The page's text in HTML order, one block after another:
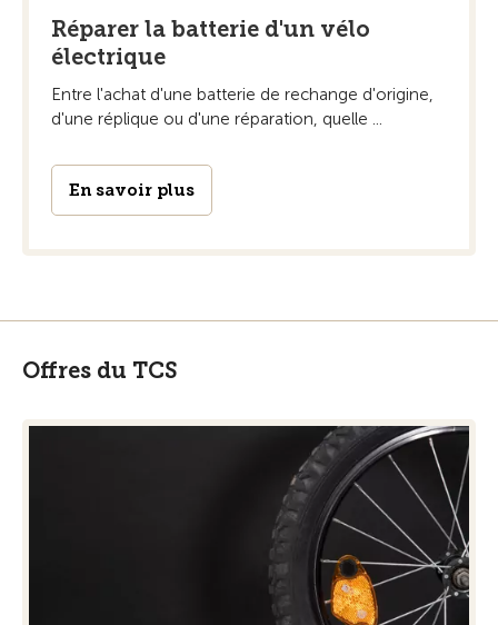
Réparer la batterie d'un vélo
électrique
Entre l'achat d'une batterie de rechange d'origine,
d'une réplique ou d'une réparation, quelle ...
En savoir plus
Offres du TCS